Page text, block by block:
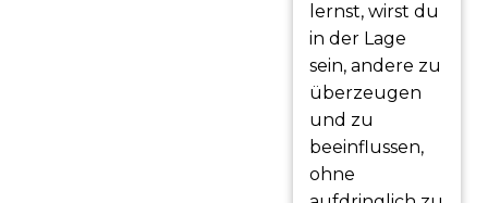
lernst, wirst du
in der Lage
sein, andere zu
überzeugen
und zu
beeinflussen,
ohne